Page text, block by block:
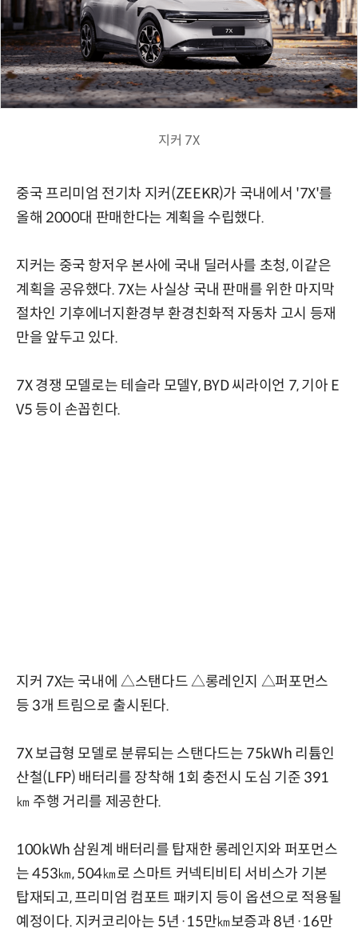
지커 7X
중국 프리미엄 전기차 지커(ZEEKR)가 국내에서 '7X'를
올해 2000대 판매한다는 계획을 수립했다.
지커는 중국 항저우 본사에 국내 딜러사를 초청, 이같은
계획을 공유했다. 7X는 사실상 국내 판매를 위한 마지막
절차인 기후에너지환경부 환경친화적 자동차 고시 등재
만을 앞두고 있다.
7X 경쟁 모델로는 테슬라 모델Y, BYD 씨라이언 7, 기아 E
V5 등이 손꼽힌다.
지커 7X는 국내에 △스탠다드 △롱레인지 △퍼포먼스
등 3개 트림으로 출시된다.
7X 보급형 모델로 분류되는 스탠다드는 75kWh 리튬인
산철(LFP) 배터리를 장착해 1회 충전시 도심 기준 391
㎞ 주행 거리를 제공한다.
100kWh 삼원계 배터리를 탑재한 롱레인지와 퍼포먼스
는 453㎞, 504㎞로 스마트 커넥티비티 서비스가 기본
탑재되고, 프리미엄 컴포트 패키지 등이 옵션으로 적용될
예정이다. 지커코리아는 5년·15만㎞보증과 8년·16만